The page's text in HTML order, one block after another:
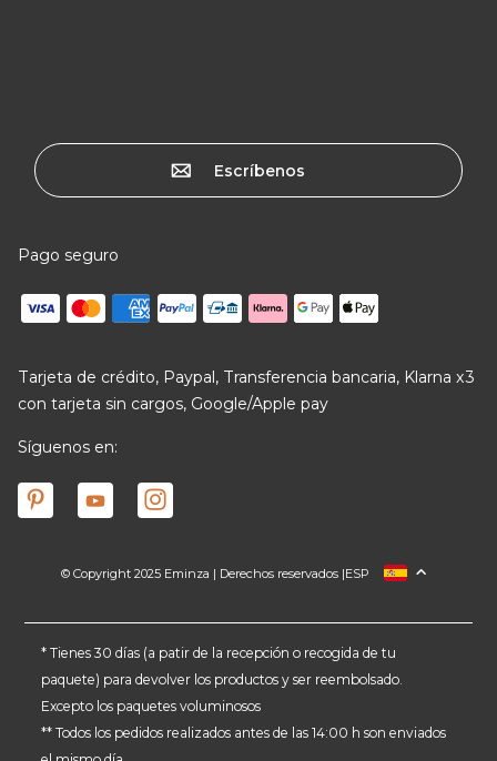
Escríbenos
Pago seguro
Tarjeta de crédito, Paypal, Transferencia bancaria, Klarna x3
con tarjeta sin cargos, Google/Apple pay
Síguenos en:
© Copyright 2025 Eminza | Derechos reservados |
FRANCIA
ALEMANIA
PAÍSES BAJOS
ESP
* Tienes 30 días (a patir de la recepción o recogida de tu
paquete) para devolver los productos y ser reembolsado.
Excepto los paquetes voluminosos
** Todos los pedidos realizados antes de las 14:00 h son enviados